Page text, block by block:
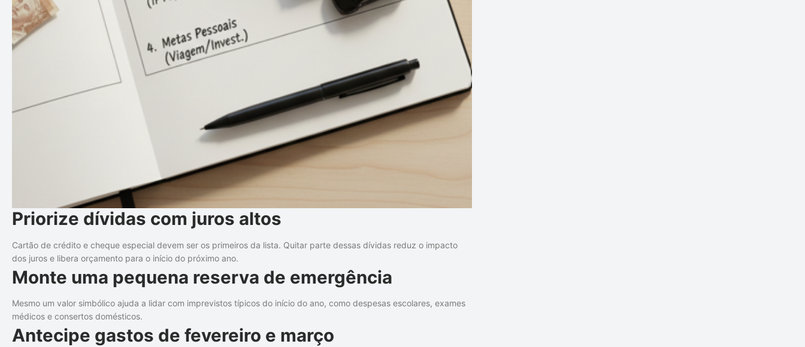
Priorize dívidas com juros altos
Cartão de crédito e cheque especial devem ser os primeiros da lista. Quitar parte dessas dívidas reduz o impacto
dos juros e libera orçamento para o início do próximo ano.
Monte uma pequena reserva de emergência
Mesmo um valor simbólico ajuda a lidar com imprevistos típicos do início do ano, como despesas escolares, exames
médicos e consertos domésticos.
Antecipe gastos de fevereiro e março